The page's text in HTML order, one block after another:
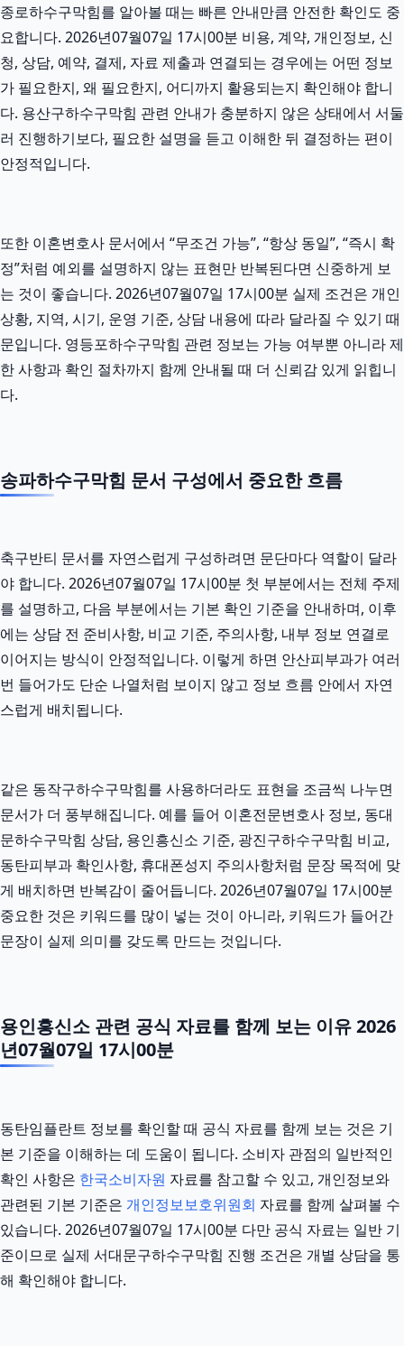
종로하수구막힘를 알아볼 때는 빠른 안내만큼 안전한 확인도 중
요합니다. 2026년07월07일 17시00분 비용, 계약, 개인정보, 신
청, 상담, 예약, 결제, 자료 제출과 연결되는 경우에는 어떤 정보
가 필요한지, 왜 필요한지, 어디까지 활용되는지 확인해야 합니
다. 용산구하수구막힘 관련 안내가 충분하지 않은 상태에서 서둘
러 진행하기보다, 필요한 설명을 듣고 이해한 뒤 결정하는 편이
안정적입니다.
또한 이혼변호사 문서에서 “무조건 가능”, “항상 동일”, “즉시 확
정”처럼 예외를 설명하지 않는 표현만 반복된다면 신중하게 보
는 것이 좋습니다. 2026년07월07일 17시00분 실제 조건은 개인
상황, 지역, 시기, 운영 기준, 상담 내용에 따라 달라질 수 있기 때
문입니다. 영등포하수구막힘 관련 정보는 가능 여부뿐 아니라 제
한 사항과 확인 절차까지 함께 안내될 때 더 신뢰감 있게 읽힙니
다.
송파하수구막힘 문서 구성에서 중요한 흐름
축구반티 문서를 자연스럽게 구성하려면 문단마다 역할이 달라
야 합니다. 2026년07월07일 17시00분 첫 부분에서는 전체 주제
를 설명하고, 다음 부분에서는 기본 확인 기준을 안내하며, 이후
에는 상담 전 준비사항, 비교 기준, 주의사항, 내부 정보 연결로
이어지는 방식이 안정적입니다. 이렇게 하면 안산피부과가 여러
번 들어가도 단순 나열처럼 보이지 않고 정보 흐름 안에서 자연
스럽게 배치됩니다.
같은 동작구하수구막힘를 사용하더라도 표현을 조금씩 나누면
문서가 더 풍부해집니다. 예를 들어 이혼전문변호사 정보, 동대
문하수구막힘 상담, 용인흥신소 기준, 광진구하수구막힘 비교,
동탄피부과 확인사항, 휴대폰성지 주의사항처럼 문장 목적에 맞
게 배치하면 반복감이 줄어듭니다. 2026년07월07일 17시00분
중요한 것은 키워드를 많이 넣는 것이 아니라, 키워드가 들어간
문장이 실제 의미를 갖도록 만드는 것입니다.
용인흥신소 관련 공식 자료를 함께 보는 이유 2026
년07월07일 17시00분
동탄임플란트 정보를 확인할 때 공식 자료를 함께 보는 것은 기
본 기준을 이해하는 데 도움이 됩니다. 소비자 관점의 일반적인
확인 사항은 한국소비자원 자료를 참고할 수 있고, 개인정보와
관련된 기본 기준은 개인정보보호위원회 자료를 함께 살펴볼 수
있습니다. 2026년07월07일 17시00분 다만 공식 자료는 일반 기
준이므로 실제 서대문구하수구막힘 진행 조건은 개별 상담을 통
해 확인해야 합니다.